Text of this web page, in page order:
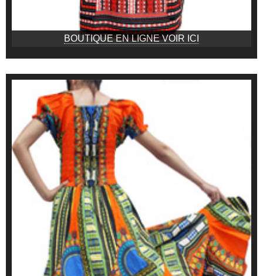
BOUTIQUE EN LIGNE VOIR ICI